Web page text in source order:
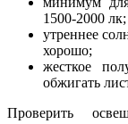
1500-2000 лк;
утреннее
хорошо;
жесткое
обжигать
Проверить